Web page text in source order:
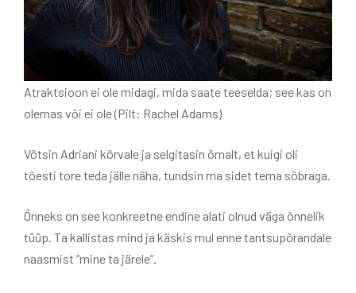
Atraktsioon ei ole midagi, mida saate teeselda; see kas on
olemas või ei ole (Pilt: Rachel Adams)
Võtsin Adriani kõrvale ja selgitasin õrnalt, et kuigi oli
tõesti tore teda jälle näha, tundsin ma sidet tema sõbraga.
Õnneks on see konkreetne endine alati olnud väga õnnelik
tüüp. Ta kallistas mind ja käskis mul enne tantsupõrandale
naasmist “mine ta järele”.